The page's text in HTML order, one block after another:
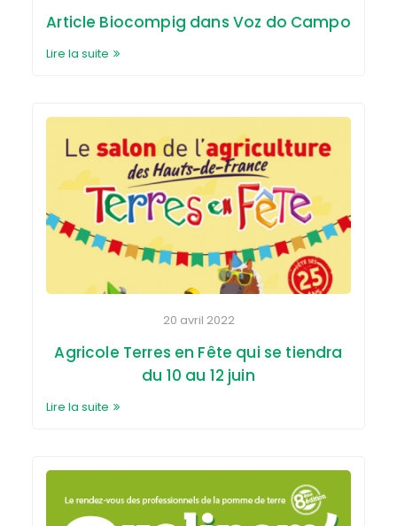
Article Biocompig dans Voz do Campo
Lire la suite
20 avril 2022
Agricole Terres en Fête qui se tiendra
du 10 au 12 juin
Lire la suite